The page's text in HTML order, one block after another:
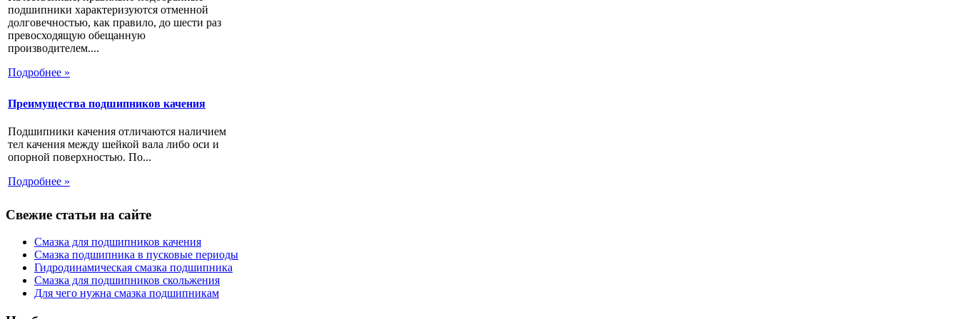
подшипники характеризуются отменной
долговечностью, как правило, до шести раз
превосходящую обещанную
производителем....
Подробнее »
Преимущества подшипников качения
Подшипники качения отличаются наличием
тел качения между шейкой вала либо оси и
опорной поверхностью. По...
Подробнее »
Свежие статьи на сайте
Смазка для подшипников качения
Смазка подшипника в пусковые периоды
Гидродинамическая смазка подшипника
Смазка для подшипников скольжения
Для чего нужна смазка подшипникам